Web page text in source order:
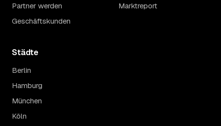
Partner werden
Geschäftskunden
Marktreport
Städte
Berlin
Hamburg
München
Köln